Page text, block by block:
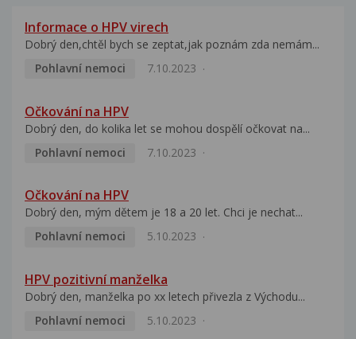
Informace o HPV virech
Dobrý den,chtěl bych se zeptat,jak poznám zda nemám...
Pohlavní nemoci
7.10.2023
Očkování na HPV
Dobrý den, do kolika let se mohou dospělí očkovat na...
Pohlavní nemoci
7.10.2023
Očkování na HPV
Dobrý den, mým dětem je 18 a 20 let. Chci je nechat...
Pohlavní nemoci
5.10.2023
HPV pozitivní manželka
Dobrý den, manželka po xx letech přivezla z Východu...
Pohlavní nemoci
5.10.2023